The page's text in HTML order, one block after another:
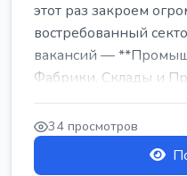
этот раз закроем
востребованный
вакансий —
Фабрики, Склады и
заводы** ...
34 просмотров